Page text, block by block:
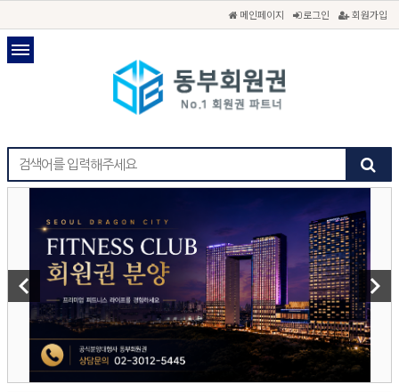
메인페이지 로그인 회원가입
keyboard_arrow_left keyboard_arrow_right